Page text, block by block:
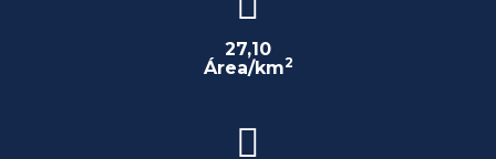
27,10
Área/km2